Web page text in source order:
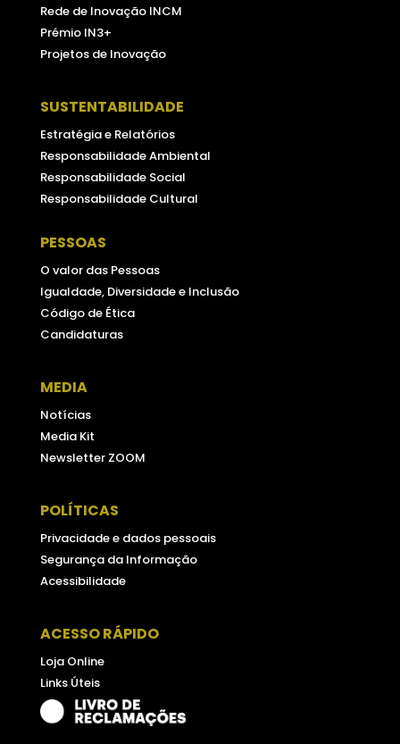
Rede de Inovação INCM
Prémio IN3+
Projetos de Inovação
SUSTENTABILIDADE
Estratégia e Relatórios
Responsabilidade Ambiental
Responsabilidade Social
Responsabilidade Cultural
PESSOAS
O valor das Pessoas
Igualdade, Diversidade e Inclusão
Código de Ética
Candidaturas
MEDIA
Notícias
Media Kit
Newsletter ZOOM
POLÍTICAS
Privacidade e dados pessoais
Segurança da Informação
Acessibilidade
ACESSO RÁPIDO
Loja Online
Links Úteis